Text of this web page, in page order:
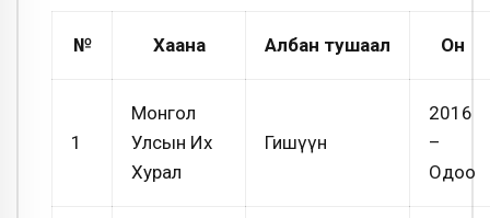
№ Хаана Албан тушаал Он
1
Монгол
Улсын Их
Хурал
Гишүүн
2016
–
Одоо